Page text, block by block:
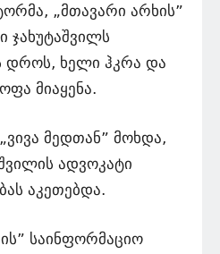
„მთავარი არხის”
ჯახუტაშვილს
დროს, ხელი ჰკრა და
მიაყენა.
მედთან” მოხდა,
ადვოკატი
აკეთებდა.
საინფორმაციო